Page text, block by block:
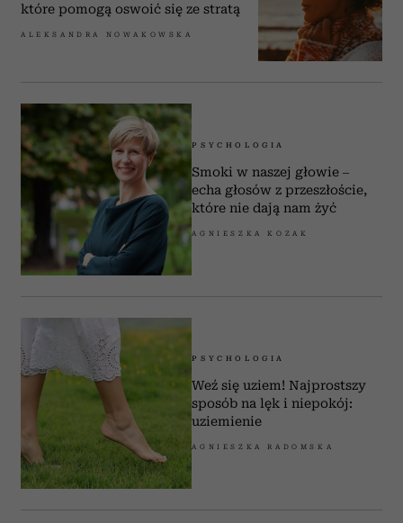
które pomogą oswoić się ze stratą
ALEKSANDRA NOWAKOWSKA
PSYCHOLOGIA
Smoki w naszej głowie –
echa głosów z przeszłoście,
które nie dają nam żyć
AGNIESZKA KOZAK
PSYCHOLOGIA
Weź się uziem! Najprostszy
sposób na lęk i niepokój:
uziemienie
AGNIESZKA RADOMSKA